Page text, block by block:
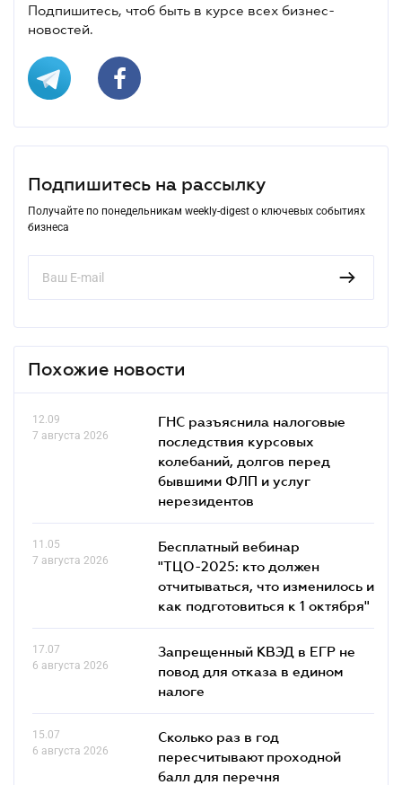
Подпишитесь, чтоб быть в курсе всех бизнес-
новостей.
Подпишитесь на рассылку
Получайте по понедельникам weekly-digest о ключевых событиях
бизнеса
Похожие новости
12.09
7 августа 2026
ГНС разъяснила налоговые
последствия курсовых
колебаний, долгов перед
бывшими ФЛП и услуг
нерезидентов
11.05
7 августа 2026
Бесплатный вебинар
"ТЦО-2025: кто должен
отчитываться, что изменилось и
как подготовиться к 1 октября"
17.07
6 августа 2026
Запрещенный КВЭД в ЕГР не
повод для отказа в едином
налоге
15.07
6 августа 2026
Сколько раз в год
пересчитывают проходной
балл для перечня